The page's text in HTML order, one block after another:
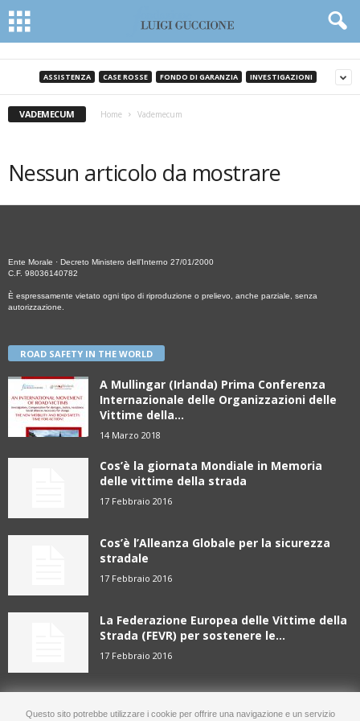
ASSISTENZA CASE ROSSE FONDO DI GARANZIA INVESTIGAZIONI
VADEMECUM Home Vademecum
Nessun articolo da mostrare
Ente Morale · Decreto Ministero dell’Interno 27/01/2000
C.F. 98036140782
È espressamente vietato ogni tipo di riproduzione o prelievo, anche parziale, senza
autorizzazione.
ROAD SAFETY IN THE WORLD
A Mullingar (Irlanda) Prima Conferenza
Internazionale delle Organizzazioni delle
Vittime della...
14 Marzo 2018
Cos’è la giornata Mondiale in Memoria
delle vittime della strada
17 Febbraio 2016
Cos’è l’Alleanza Globale per la sicurezza
stradale
17 Febbraio 2016
La Federazione Europea delle Vittime della
Strada (FEVR) per sostenere le...
17 Febbraio 2016
Questo sito potrebbe utilizzare i cookie per offrire una navigazione e un servizio